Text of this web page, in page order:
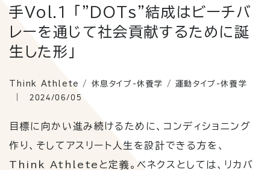
手Vol.１ 「"DOTs"結成はビーチバ
レーを通じて社会貢献するために誕
生した形」
Think Athlete / 休息タイプ-休養学 / 運動タイプ-休養学
2024/06/05
目標に向かい進み続けるために、コンディショニング
作り、そしてアスリート人生を設計できる方を、
Think Athlete と定義。ベネクスとしては、リカバ